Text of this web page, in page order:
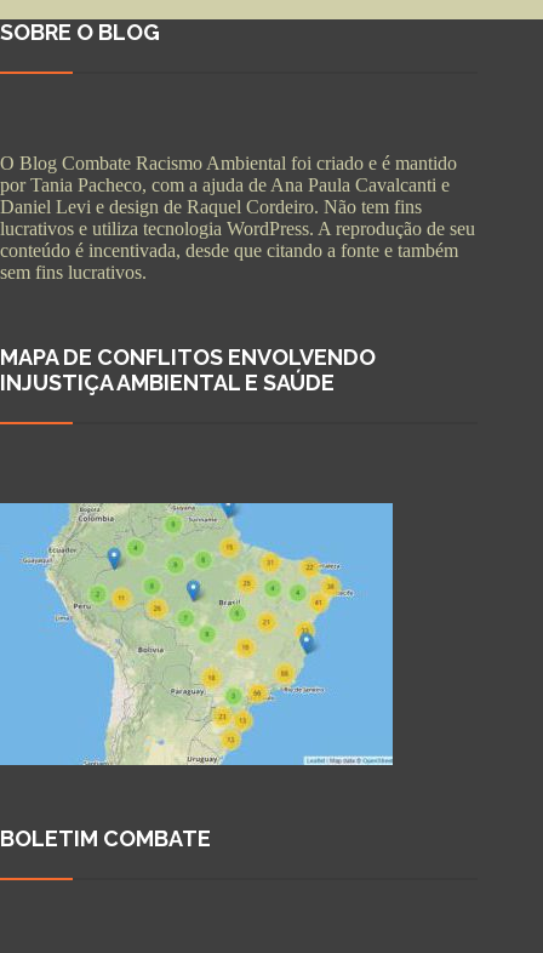
SOBRE O BLOG
O Blog Combate Racismo Ambiental foi criado e é mantido
por Tania Pacheco, com a ajuda de Ana Paula Cavalcanti e
Daniel Levi e design de Raquel Cordeiro. Não tem fins
lucrativos e utiliza tecnologia WordPress. A reprodução de seu
conteúdo é incentivada, desde que citando a fonte e também
sem fins lucrativos.
MAPA DE CONFLITOS ENVOLVENDO
INJUSTIÇA AMBIENTAL E SAÚDE
BOLETIM COMBATE